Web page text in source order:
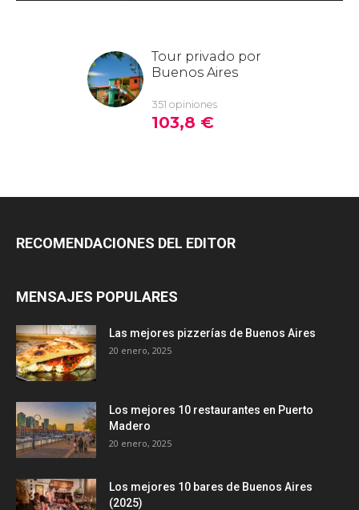
RECOMENDACIONES DEL EDITOR
MENSAJES POPULARES
Las mejores pizzerías de Buenos Aires
20 enero, 2025
Los mejores 10 restaurantes en Puerto
Madero
20 enero, 2025
Los mejores 10 bares de Buenos Aires
(2025)